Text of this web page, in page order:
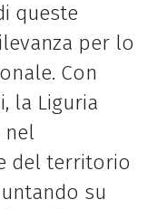
queste
per lo
Con
la Liguria
nel
del territorio
su